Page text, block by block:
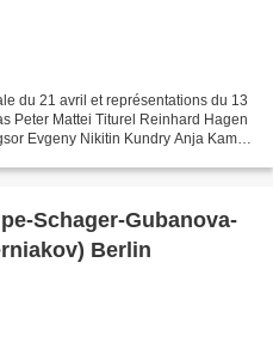
du 21 avril et représentations du 13
Peter Mattei Titurel Reinhard Hagen
Evgeny Nikitin Kundry Anja Kampe
Schager-Gubanova-
Berlin